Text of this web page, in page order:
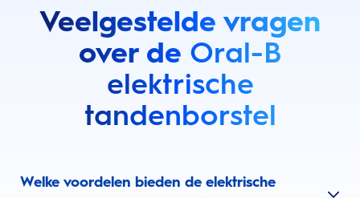
Veelgestelde vragen
over de Oral-B
elektrische
tandenborstel
Welke voordelen bieden de elektrische